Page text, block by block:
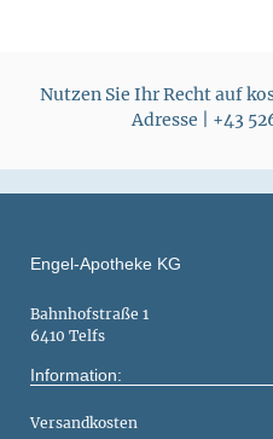
Nutzen Sie Ihr Recht auf
Adresse | +43
Engel-Apotheke KG
Bahnhofstraße 1
6410 Telfs
Information:
Versandkosten